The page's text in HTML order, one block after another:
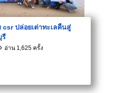
ปล่อยเต่าทะเลคืนสู่
รี
อ่าน 1,625 ครั้ง